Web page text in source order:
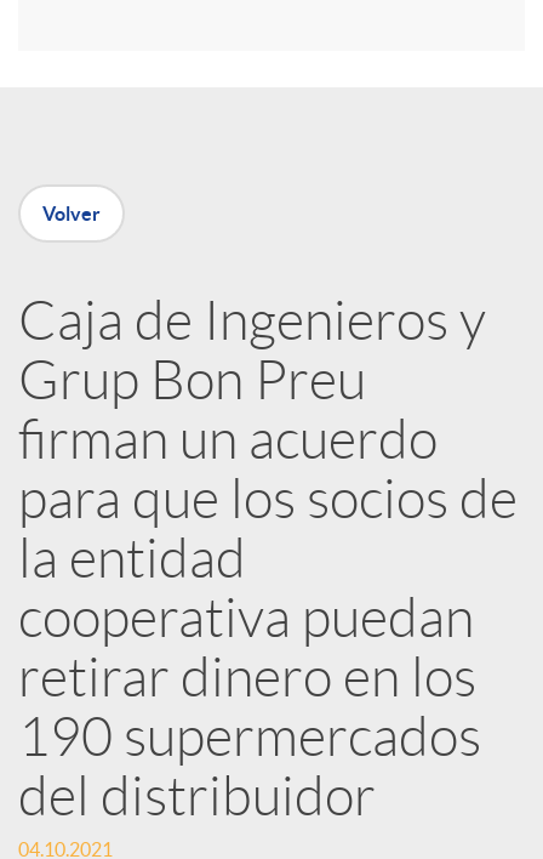
n
e
d
e
s
S
o
c
Volver
Caja de Ingenieros y
Grup Bon Preu
firman un acuerdo
para que los socios de
la entidad
cooperativa puedan
retirar dinero en los
190 supermercados
del distribuidor
04.10.2021